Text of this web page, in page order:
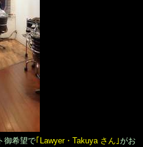
御希望で｢Lawyer・Takuya さん｣がお